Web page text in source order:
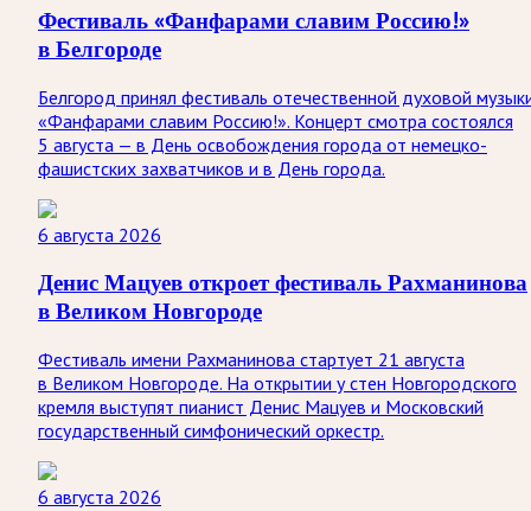
Фестиваль «Фанфарами славим Россию!»
в Белгороде
Белгород принял фестиваль отечественной духовой
«Фанфарами славим Россию!». Концерт смотра состоялся
5 августа — в День освобождения города от немецко-
фашистских захватчиков и в День города.
6 августа 2026
Денис Мацуев откроет фестиваль Рахманинова
в Великом Новгороде
Фестиваль имени Рахманинова стартует 21 августа
в Великом Новгороде. На открытии у стен Новгородского
кремля выступят пианист Денис Мацуев и Московский
государственный симфонический оркестр.
6 августа 2026